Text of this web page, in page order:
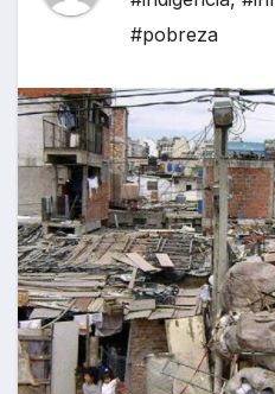
#pobreza